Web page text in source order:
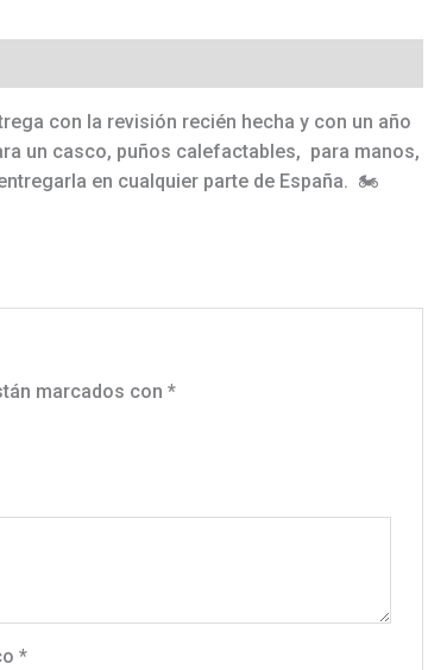
con la revisión recién hecha y con un año
un casco, puños calefactables, para manos,
en cualquier parte de España. 🏍
marcados con*
*